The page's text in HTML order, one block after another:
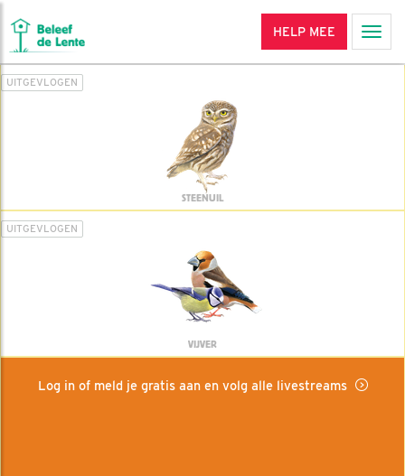
HELP MEE
UITGEVLOGEN
STEENUIL
UITGEVLOGEN
VIJVER
Log in of meld je gratis aan en volg alle livestreams